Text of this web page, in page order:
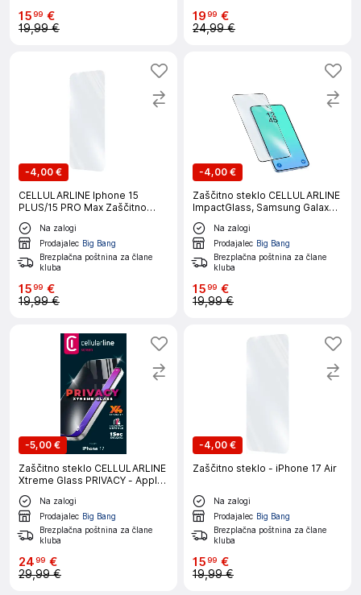
1599 €
19,99 €
1999 €
24,99 €
-4,00 €
CELLULARLINE Iphone 15
PLUS/15 PRO Max Zaščitno
steklo
Na zalogi
Prodajalec Big Bang
Brezplačna poštnina za člane
kluba
1599 €
19,99 €
-4,00 €
Zaščitno steklo CELLULARLINE
ImpactGlass, Samsung Galaxy
A27
Na zalogi
Prodajalec Big Bang
Brezplačna poštnina za člane
kluba
1599 €
19,99 €
-5,00 €
Zaščitno steklo CELLULARLINE
Xtreme Glass PRIVACY - Apple
iPhone 17
Na zalogi
Prodajalec Big Bang
Brezplačna poštnina za člane
kluba
2499 €
29,99 €
-4,00 €
Zaščitno steklo - iPhone 17 Air
Na zalogi
Prodajalec Big Bang
Brezplačna poštnina za člane
kluba
1599 €
19,99 €